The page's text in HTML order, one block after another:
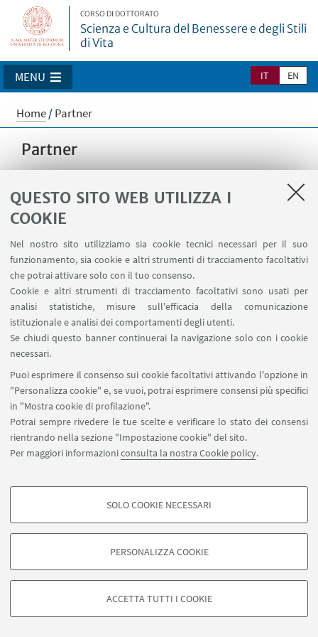
QUESTO SITO WEB UTILIZZA I
COOKIE
Nel nostro sito utilizziamo sia cookie tecnici necessari per il suo
funzionamento, sia cookie e altri strumenti di tracciamento facoltativi
che potrai attivare solo con il tuo consenso.
Cookie e altri strumenti di tracciamento facoltativi sono usati per
analisi statistiche, misure sull'efficacia della comunicazione
istituzionale e analisi dei comportamenti degli utenti.
Se chiudi questo banner continuerai la navigazione solo con i cookie
necessari.
Puoi esprimere il consenso sui cookie facoltativi attivando l'opzione in
"Personalizza cookie" e, se vuoi, potrai esprimere consensi più specifici
in "Mostra cookie di profilazione".
Potrai sempre rivedere le tue scelte e verificare lo stato dei consensi
rientrando nella sezione "Impostazione cookie" del sito.
Per maggiori informazioniconsulta la nostra Cookie policy.
COOKIE DI PROFILAZIONE - FACOLTATIVI
degli utenti, creare profili in base al loro comportamento sul sito, per analisi
di marketing.
Google/Youtube Video
SOLO COOKIE NECESSARI
PERSONALIZZA COOKIE
ACCETTA TUTTI I COOKIE
CORSO DI DOTTORATO
Scienza e Cultura del Benessere e degli Stili
di Vita
IT EN
MENU
Home/Partner
Partner
Università di Lleida (Spagna)
University of Reading
©Copyright 2026 - ALMA MATER STUDIORUM - Università di
Privacy- Note legali-Impostazioni Cookie